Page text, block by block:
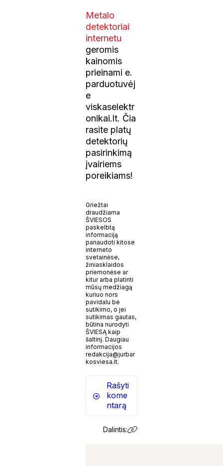
Metalo
detektoriai
internetu
geromis
kainomis
prieinami e.
parduotuvėj
e
viskaselektr
onikai.lt. Čia
rasite platų
detektorių
pasirinkimą
įvairiems
poreikiams!
Griežtai
draudžiama
ŠVIESOS
paskelbtą
informaciją
panaudoti kitose
interneto
svetainėse,
žiniasklaidos
priemonėse ar
kitur arba platinti
mūsų medžiagą
kuriuo nors
pavidalu be
sutikimo, o jei
sutikimas gautas,
būtina nurodyti
ŠVIESĄ kaip
šaltinį. Daugiau
informacijos
redakcija@jurbar
kosviesa.lt.
Rašyti
kome
ntarą
Dalintis: